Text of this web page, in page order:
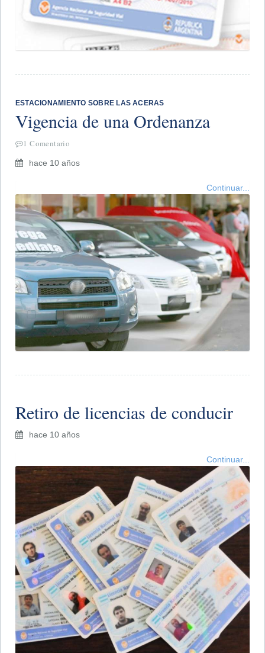
ESTACIONAMIENTO SOBRE LAS ACERAS
Vigencia de una Ordenanza
1 Comentario
hace 10 años
Continuar...
Retiro de licencias de conducir
hace 10 años
Continuar...